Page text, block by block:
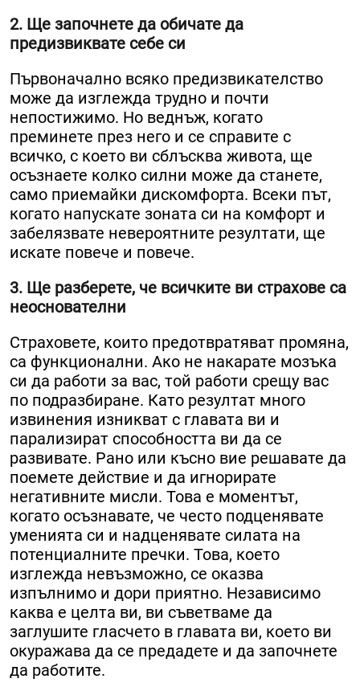
2. Ще започнете да обичате да
предизвиквате себе си
Първоначално всяко предизвикателство
може да изглежда трудно и почти
непостижимо. Но веднъж, когато
преминете през него и се справите с
всичко, с което ви сблъсква живота, ще
осъзнаете колко силни може да станете,
само приемайки дискомфорта. Всеки път,
когато напускате зоната си на комфорт и
забелязвате невероятните резултати, ще
искате повече и повече.
3. Ще разберете, че всичките ви страхове са
неоснователни
Страховете, които предотвратяват промяна,
са функционални. Ако не накарате мозъка
си да работи за вас, той работи срещу вас
по подразбиране. Като резултат много
извинения изникват с главата ви и
парализират способността ви да се
развивате. Рано или късно вие решавате да
поемете действие и да игнорирате
негативните мисли. Това е моментът,
когато осъзнавате, че често подценявате
уменията си и надценявате силата на
потенциалните пречки. Това, което
изглежда невъзможно, се оказва
изпълнимо и дори приятно. Независимо
каква е целта ви, ви съветваме да
заглушите гласчето в главата ви, което ви
окуражава да се предадете и да започнете
да работите.